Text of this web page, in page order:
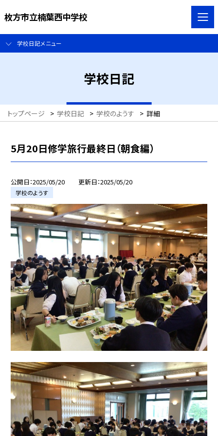
枚方市立楠葉西中学校
学校日記メニュー
学校日記
トップページ > 学校日記 > 学校のようす > 詳細
5月20日修学旅行最終日（朝食編）
公開日 2025/05/20 更新日 2025/05/20
学校のようす